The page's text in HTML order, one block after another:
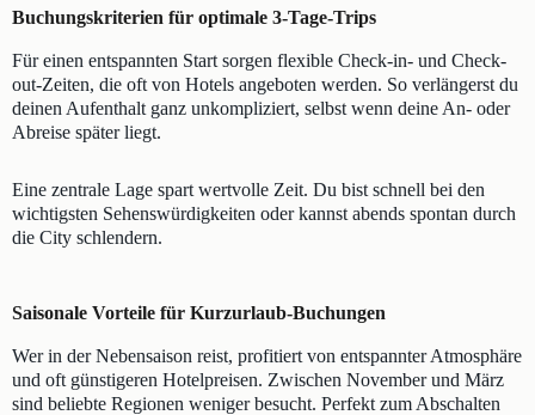
Buchungskriterien für optimale 3-Tage-Trips
Für einen entspannten Start sorgen flexible Check-in- und Check-
out-Zeiten, die oft von Hotels angeboten werden. So verlängerst du
deinen Aufenthalt ganz unkompliziert, selbst wenn deine An- oder
Abreise später liegt.
Eine zentrale Lage spart wertvolle Zeit. Du bist schnell bei den
wichtigsten Sehenswürdigkeiten oder kannst abends spontan durch
die City schlendern.
Saisonale Vorteile für Kurzurlaub-Buchungen
Wer in der Nebensaison reist, profitiert von entspannter Atmosphäre
und oft günstigeren Hotelpreisen. Zwischen November und März
sind beliebte Regionen weniger besucht. Perfekt zum Abschalten